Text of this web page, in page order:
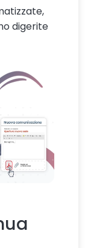
digerite